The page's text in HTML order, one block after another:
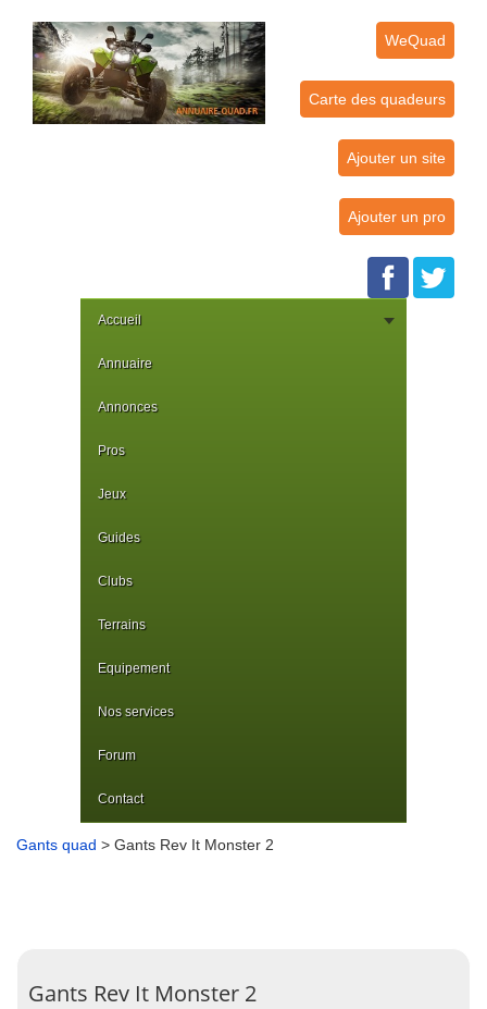
WeQuad
Carte des quadeurs
Ajouter un site
Ajouter un pro
Accueil
Annuaire
Annonces
Pros
Jeux
Guides
Clubs
Terrains
Equipement
Nos services
Forum
Contact
Gants quad > Gants Rev It Monster 2
Gants Rev It Monster 2